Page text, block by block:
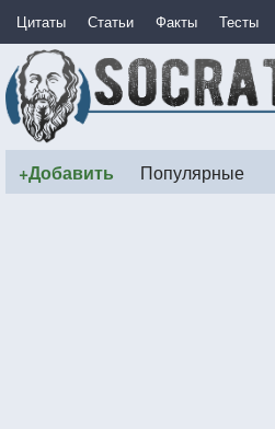
Цитаты Статьи Факты Тесты
+Добавить Популярные